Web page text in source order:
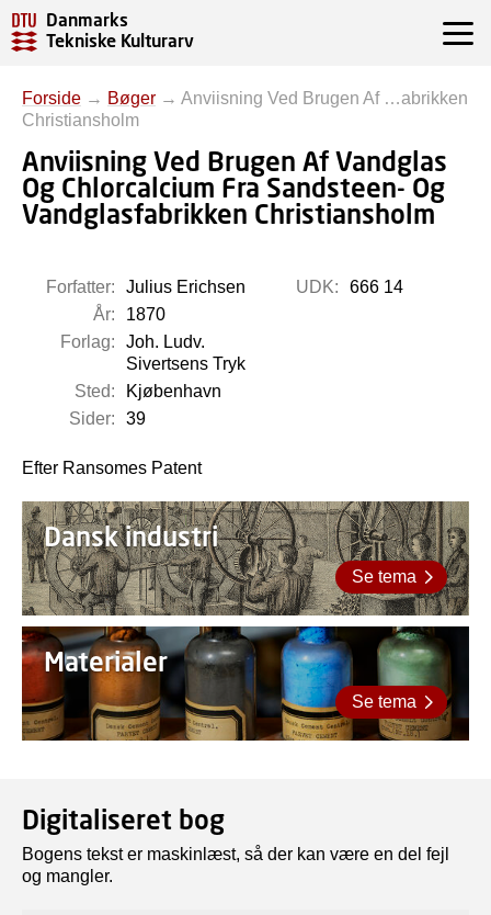
Danmarks
Tekniske Kulturarv
Forside → Bøger → Anviisning Ved Brugen Af …abrikken
Christiansholm
Anviisning Ved Brugen Af Vandglas
Og Chlorcalcium Fra Sandsteen- Og
Vandglasfabrikken Christiansholm
Forfatter:
Julius Erichsen
År:
1870
Forlag:
Joh. Ludv.
Sivertsens Tryk
Sted:
Kjøbenhavn
Sider:
39
UDK: 666 14
Efter Ransomes Patent
Dansk industri
Se tema
Materialer
Se tema
Digitaliseret bog
Bogens tekst er maskinlæst, så der kan være en del fejl
og mangler.